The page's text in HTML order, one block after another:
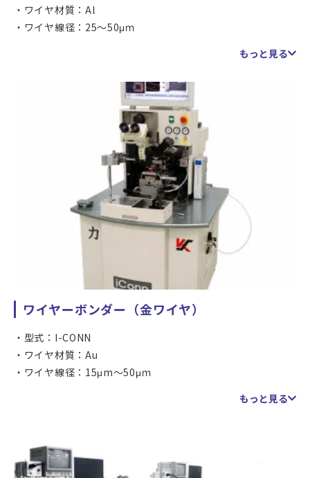
ワイヤ材質：Al
ワイヤ線径：25～50μｍ
もっと見る
ワイヤーボンダー（金ワイヤ）
型式：I-CONN
ワイヤ材質：Au
ワイヤ線径：15μm～50μｍ
デュアル周波数、プログラマブル照明による基板種類対応
もっと見る